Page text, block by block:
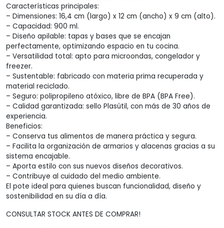
$65,55
hasta
Características principales:
– Dimensiones: 16,4 cm (largo) x 12 cm (ancho) x 9 cm (alto).
– Capacidad: 900 ml.
– Diseño apilable: tapas y bases que se encajan
perfectamente, optimizando espacio en tu cocina.
– Versatilidad total: apto para microondas, congelador y
freezer.
– Sustentable: fabricado con materia prima recuperada y
material reciclado.
– Seguro: polipropileno atóxico, libre de BPA (BPA Free).
– Calidad garantizada: sello Plasútil, con más de 30 años de
experiencia.
Beneficios:
– Conserva tus alimentos de manera práctica y segura.
– Facilita la organización de armarios y alacenas gracias a su
sistema encajable.
– Aporta estilo con sus nuevos diseños decorativos.
– Contribuye al cuidado del medio ambiente.
El pote ideal para quienes buscan funcionalidad, diseño y
sostenibilidad en su día a día.
CONSULTAR STOCK ANTES DE COMPRAR!